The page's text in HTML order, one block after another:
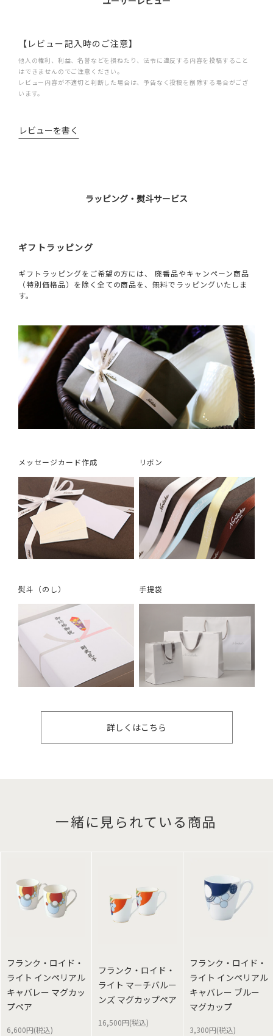
【レビュー記入時のご注意】
他人の権利、利益、名誉などを損ねたり、法令に違反する内容を投稿すること
はできませんのでご注意ください。
レビュー内容が不適切と判断した場合は、予告なく投稿を削除する場合がござ
います。
レビューを書く
ラッピング・熨斗サービス
ギフトラッピング
ギフトラッピングをご希望の方には、 廃番品やキャンペーン商品
（特別価格品）を除く全ての商品を、無料でラッピングいたしま
す。
メッセージカード作成 リボン
熨斗（のし） 手提袋
詳しくはこちら
一緒に見られている商品
フランク・ロイド・
ライト インペリアル
キャバレー マグカッ
プペア
6,600円(税込)
フランク・ロイド・
ライト マーチバルー
ンズ マグカップペア
16,500円(税込)
フランク・ロイド・
ライト インペリアル
キャバレー ブルー
マグカップ
3,300円(税込)